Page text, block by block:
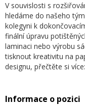
V souvislosti s
hledáme do našeho
kolegyni k
finální úpravu
laminaci nebo výrobu
tisknout kreativitu na
designu, přečtěte si více:
Informace o pozici